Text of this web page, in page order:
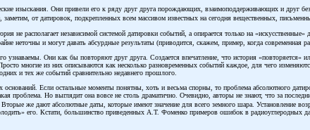
изыскания. Они привели его к ряду друг друга порождающих, взаимоподдерживающих и друг
заметим, от датировок, подкрепленных всем массивом известных на сегодня вещественных,
располагает независимой системой датировки событий, а опирается только на
неточны и могут давать абсурдные результаты (приводится, скажем, пример, когда современная
Они как бы повторяют друг друга. Создается впечатление, что история «повторяется»
многие из них описываются как несколько разновременных событий каждое, для чего
и тех же событий сравнительно недавнего прошлого.
оснований. Если остальные моменты понятны, хоть и весьма спорны, то проблема абсолютного
проблема. Но выглядит она вовсе не столь драматично. Очевидно, авторы не знают, что за
же дают абсолютные даты, которые имеют значение для всего земного шара. Установление
его. Кстати, большинство приведенных А.Т. Фоменко примеров ошибок в